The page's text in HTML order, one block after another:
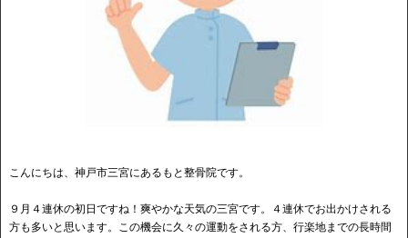
こんにちは、神戸市三宮にあるもと整骨院です。
９月４連休の初日ですね！爽やかな天気の三宮です。４連休でお出かけされる
方も多いと思います。この機会に久々の運動をされる方、行楽地までの長時間